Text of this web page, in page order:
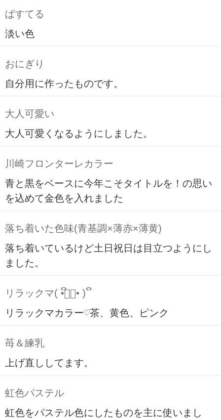
ぱすてる
淡い色
おにぎり
自分用に作ったものです。
大人可愛い
大人可愛くなるようにしました。
川崎フロンターレカラー
青と黒をベースに今年こそタイトルを！の思い
を込めて金色を入れました
落ち着いた色味(青基調×薄赤×薄黄)
落ち着いているけど土日祝日は目立つようにし
ました。
リラックマ( ິ•ᆺ⃘• )ິ
リラックマカラー♡茶、黄色、ピンク
苺＆練乳
上げ直ししてます。
虹色パステル
虹色をパステル色にしたものを主に使いまし